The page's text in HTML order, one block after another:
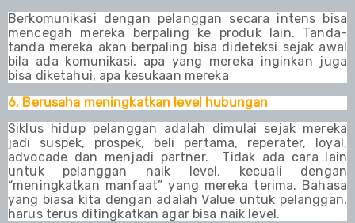
Berkomunikasi dengan pelanggan secara intens bisa
mencegah mereka berpaling ke produk lain. Tanda-
tanda mereka akan berpaling bisa dideteksi sejak awal
bila ada komunikasi, apa yang mereka inginkan juga
bisa diketahui, apa kesukaan mereka
6. Berusaha meningkatkan level hubungan
Siklus hidup pelanggan adalah dimulai sejak mereka
jadi suspek, prospek, beli pertama, reperater, loyal,
advocade dan menjadi partner. Tidak ada cara lain
untuk pelanggan naik level, kecuali dengan
“meningkatkan manfaat” yang mereka terima. Bahasa
yang biasa kita dengan adalah Value untuk pelanggan,
harus terus ditingkatkan agar bisa naik level.